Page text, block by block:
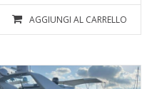
AGGIUNGI AL CARRELLO